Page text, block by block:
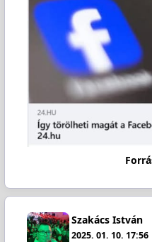
Szakács István
2025. 01. 10. 17:56